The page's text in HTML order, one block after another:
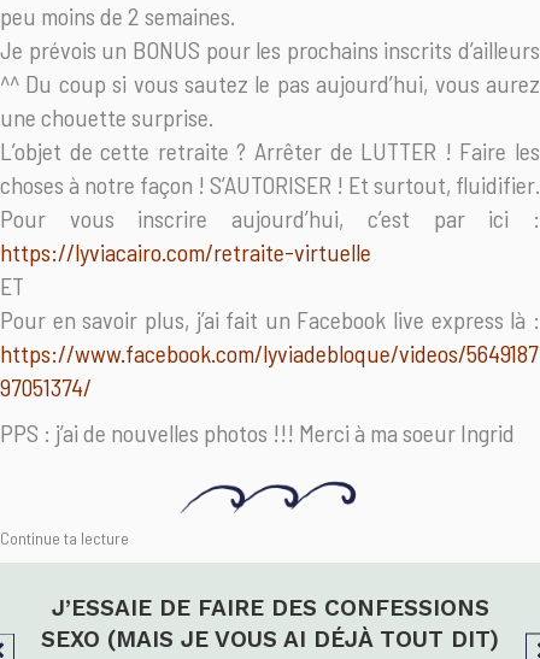
peu moins de 2 semaines.
Je prévois un BONUS pour les prochains inscrits d’ailleurs
^^ Du coup si vous sautez le pas aujourd’hui, vous aurez
une chouette surprise.
L’objet de cette retraite ? Arrêter de LUTTER ! Faire les
choses à notre façon ! S’AUTORISER ! Et surtout, fluidifier.
Pour vous inscrire aujourd’hui, c’est par ici :
https://lyviacairo.com/retraite-virtuelle
ET
Pour en savoir plus, j’ai fait un Facebook live express là :
https://www.facebook.com/lyviadebloque/videos/5649187
97051374/
PPS : j’ai de nouvelles photos !!! Merci à ma soeur Ingrid
Continue ta lecture
J’ESSAIE DE FAIRE DES CONFESSIONS
SEXO (MAIS JE VOUS AI DÉJÀ TOUT DIT)